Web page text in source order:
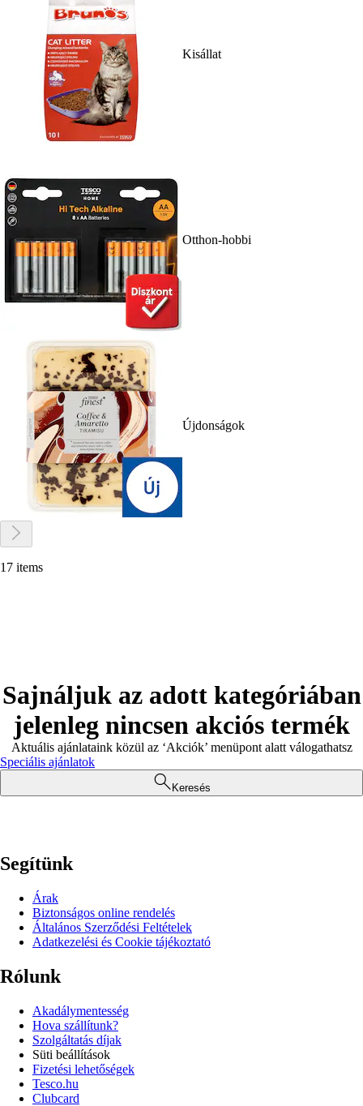
Kisállat
Otthon-hobbi
Újdonságok
17 items
Sajnáljuk az adott kategóriában
jelenleg nincsen akciós termék
Aktuális ajánlataink közül az ‘Akciók’ menüpont alatt válogathatsz
Speciális ajánlatok
Keresés
Segítünk
Árak
Biztonságos online rendelés
Általános Szerződési Feltételek
Adatkezelési és Cookie tájékoztató
Rólunk
Akadálymentesség
Hova szállítunk?
Szolgáltatás díjak
Süti beállítások
Fizetési lehetőségek
Tesco.hu
Clubcard